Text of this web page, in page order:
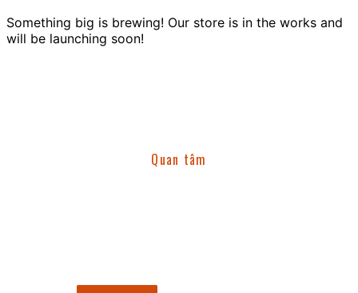
Something big is brewing! Our store is in the works and
will be launching soon!
Quan tâm